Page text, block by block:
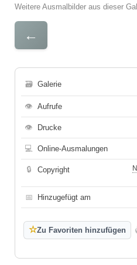
Weitere Ausmalbilder aus dieser
←
🗃 Galerie
👁 Aufrufe
👁 Drucke
💻 Online-Ausmalungen
🔒 Copyright
📅 Hinzugefügt am
☆Zu Favoriten hinzufügen